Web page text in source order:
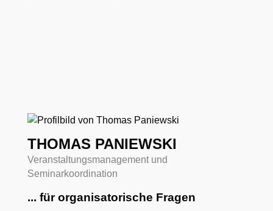
THOMAS PANIEWSKI
Veranstaltungsmanagement und
Seminarkoordination
... für organisatorische Fragen